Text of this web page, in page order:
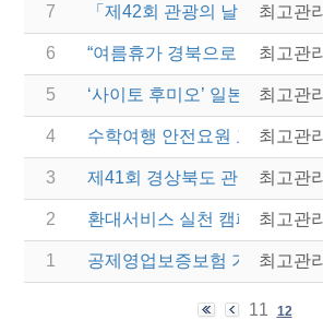
7 「제42회 관광의 날 기념식
최고관
6 “여름휴가 경북으로 오세요
최고관
5 ‘사이토 후미오’ 일본 닛코시
최고관
4 수학여행 안전요원 교육(현장
최고관
3 제41회 경상북도 관광의 날
최고관
2 환대서비스 실천 캠페인 TV
최고관
1 공제영업보증보험 가입금액
최고관
11 12